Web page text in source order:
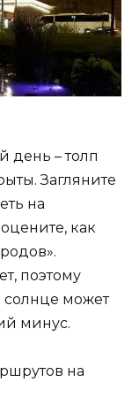
день – толп
Загляните
на
как
поэтому
солнце может
минус.
на